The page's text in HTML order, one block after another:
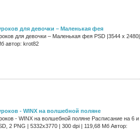
для девочки – Маленькая фея
для девочки – Маленькая фея PSD |3544 x 2480|
автор: krot82
- WINX на волшебной поляне
- WINX на волшебной поляне Расписание на 6 и
2 PNG | 5332x3770 | 300 dpi | 119,68 Мб Автор: